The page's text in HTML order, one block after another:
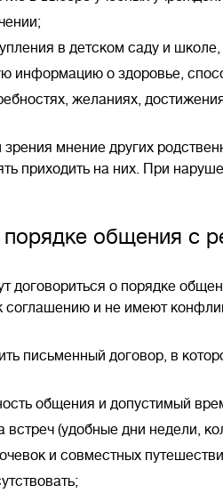
в детском саду и
информацию о здоровье,
желаниях,
мнение других
приходить на них. При
общения с
договориться о порядке
соглашению и не имеют
письменный договор, в
общения и допустимый
встреч (удобные дни недели,
и совместных